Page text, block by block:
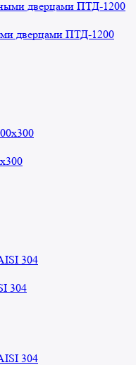
дверцами ПТД-1200
304